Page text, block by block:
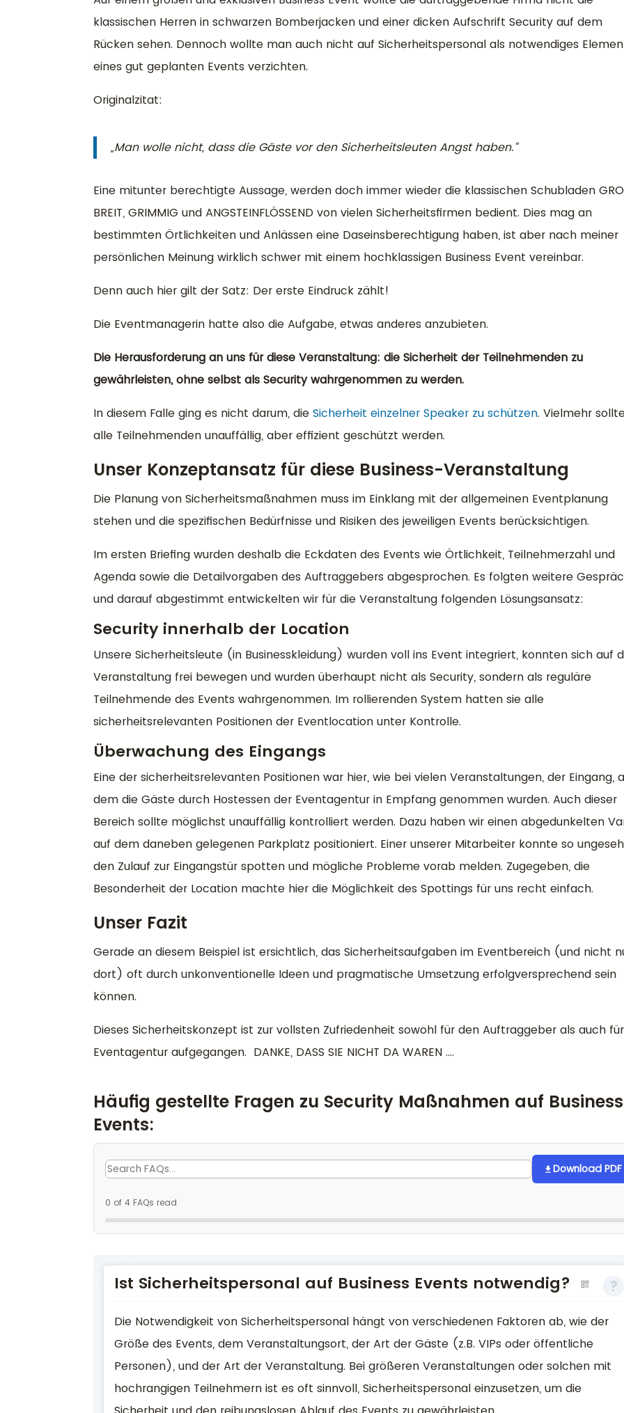
klassischen Herren in schwarzen Bomberjacken und einer dicken Aufschrift Security auf dem
Rücken sehen. Dennoch wollte man auch nicht auf Sicherheitspersonal als notwendiges
eines gut geplanten Events verzichten.
Originalzitat:
„Man wolle nicht, dass die Gäste vor den Sicherheitsleuten Angst haben.“
Eine mitunter berechtigte Aussage, werden doch immer wieder die klassischen Schubladen
BREIT, GRIMMIG und ANGSTEINFLÖSSEND von vielen Sicherheitsfirmen bedient. Dies mag an
bestimmten Örtlichkeiten und Anlässen eine Daseinsberechtigung haben, ist aber nach meiner
persönlichen Meinung wirklich schwer mit einem hochklassigen Business Event vereinbar.
Denn auch hier gilt der Satz: Der erste Eindruck zählt!
Die Eventmanagerin hatte also die Aufgabe, etwas anderes anzubieten.
Die Herausforderung an uns für diese Veranstaltung: die Sicherheit der Teilnehmenden zu
gewährleisten, ohne selbst als Security wahrgenommen zu werden.
In diesem Falle ging es nicht darum, dieSicherheit einzelner Speaker zu schützen. Vielmehr
alle Teilnehmenden unauffällig, aber effizient geschützt werden.
Unser Konzeptansatz für diese Business-Veranstaltung
Die Planung von Sicherheitsmaßnahmen muss im Einklang mit der allgemeinen Eventplanung
stehen und die spezifischen Bedürfnisse und Risiken des jeweiligen Events berücksichtigen.
Im ersten Briefing wurden deshalb die Eckdaten des Events wie Örtlichkeit, Teilnehmerzahl und
Agenda sowie die Detailvorgaben des Auftraggebers abgesprochen. Es folgten weitere
und darauf abgestimmt entwickelten wir für die Veranstaltung folgenden Lösungsansatz:
Security innerhalb der Location
Unsere Sicherheitsleute (in Businesskleidung) wurden voll ins Event integriert, konnten sich auf
Veranstaltung frei bewegen und wurden überhaupt nicht als Security, sondern als reguläre
Teilnehmende des Events wahrgenommen. Im rollierenden System hatten sie alle
sicherheitsrelevanten Positionen der Eventlocation unter Kontrolle.
Überwachung des Eingangs
Eine der sicherheitsrelevanten Positionen war hier, wie bei vielen Veranstaltungen, der Eingang,
dem die Gäste durch Hostessen der Eventagentur in Empfang genommen wurden. Auch dieser
Bereich sollte möglichst unauffällig kontrolliert werden. Dazu haben wir einen abgedunkelten
auf dem daneben gelegenen Parkplatz positioniert. Einer unserer Mitarbeiter konnte so
den Zulauf zur Eingangstür spotten und mögliche Probleme vorab melden. Zugegeben, die
Besonderheit der Location machte hier die Möglichkeit des Spottings für uns recht einfach.
Unser Fazit
Gerade an diesem Beispiel ist ersichtlich, das Sicherheitsaufgaben im Eventbereich (und nicht
dort) oft durch unkonventionelle Ideen und pragmatische Umsetzung erfolgversprechend sein
können.
Dieses Sicherheitskonzept ist zur vollsten Zufriedenheit sowohl für den Auftraggeber als auch
Eventagentur aufgegangen. DANKE, DASS SIE NICHT DA WAREN ….
Häufig gestellte Fragen zu Security Maßnahmen auf Business
Events:
Download PDF
0 of 4 FAQs read
Ist Sicherheitspersonal auf Business Events notwendig?
Die Notwendigkeit von Sicherheitspersonal hängt von verschiedenen Faktoren ab, wie der
Größe des Events, dem Veranstaltungsort, der Art der Gäste (z.B. VIPs oder öffentliche
Personen), und der Art der Veranstaltung. Bei größeren Veranstaltungen oder solchen mit
hochrangigen Teilnehmern ist es oft sinnvoll, Sicherheitspersonal einzusetzen, um die